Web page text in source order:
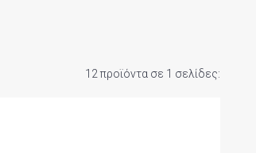
12 προϊόντα σε 1 σελίδες: